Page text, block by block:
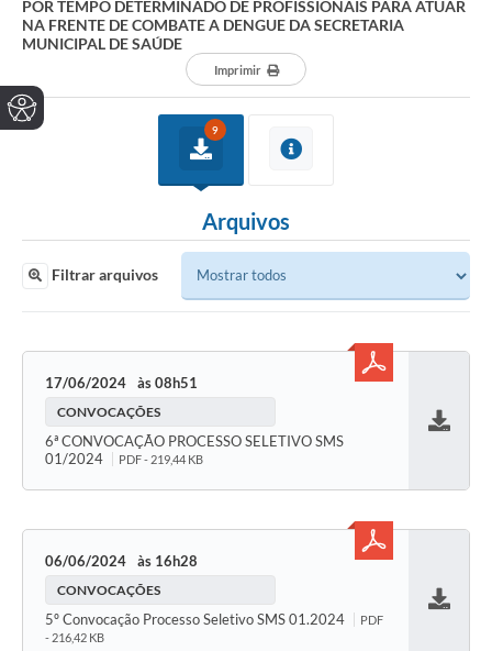
POR TEMPO DETERMINADO DE PROFISSIONAIS PARA ATUAR
NA FRENTE DE COMBATE A DENGUE DA SECRETARIA
MUNICIPAL DE SAÚDE
Imprimir
9
Arquivos
Filtrar arquivos
17/06/2024 08h51
CONVOCAÇÕES
6ª CONVOCAÇÃO PROCESSO SELETIVO SMS
01/2024
PDF - 219,44 KB
06/06/2024 16h28
CONVOCAÇÕES
5º Convocação Processo Seletivo SMS 01.2024
PDF
- 216,42 KB